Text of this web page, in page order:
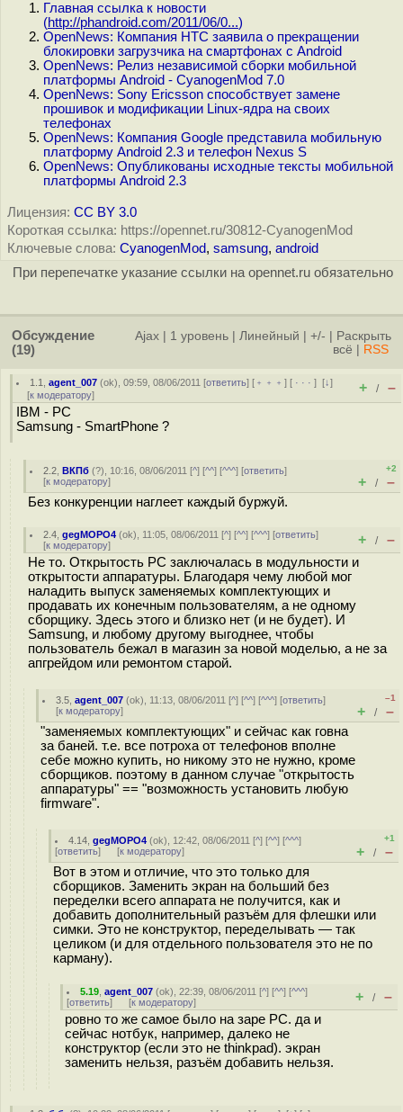
Главная ссылка к новости
(http://phandroid.com/2011/06/0...)
OpenNews: Компания HTC заявила о прекращении
блокировки загрузчика на смартфонах с Android
OpenNews: Релиз независимой сборки мобильной
платформы Android - CyanogenMod 7.0
OpenNews: Sony Ericsson способствует замене
прошивок и модификации Linux-ядра на своих
телефонах
OpenNews: Компания Google представила мобильную
платформу Android 2.3 и телефон Nexus S
OpenNews: Опубликованы исходные тексты мобильной
платформы Android 2.3
Лицензия: CC BY 3.0
Короткая ссылка: https://opennet.ru/30812-CyanogenMod
Ключевые слова: CyanogenMod, samsung, android
При перепечатке указание ссылки на opennet.ru обязательно
Обсуждение
(19)
Ajax 1 уровень Линейный +/-
Раскрыть
всё
RSS
1.1 ,agent_007 (ok), 09:59, 08/06/2011 [ответить] [ ﹢﹢﹢] [ · · ·][↓]
[к модератору] + / –
IBM - PC
Samsung - SmartPhone ?
2.2 ,ВКПб (?), 10:16, 08/06/2011 [^] [^^] [^^^] [ответить]
[к модератору]
+2
+ / –
Без конкуренции наглеет каждый буржуй.
2.4 ,gegMOPO4 (ok), 11:05, 08/06/2011 [^] [^^] [^^^] [ответить]
[к модератору] + / –
Не то. Открытость PC заключалась в модульности и
открытости аппаратуры. Благодаря чему любой мог
наладить выпуск заменяемых комплектующих и
продавать их конечным пользователям, а не одному
сборщику. Здесь этого и близко нет (и не будет). И
Samsung, и любому другому выгоднее, чтобы
пользователь бежал в магазин за новой моделью, а не за
апгрейдом или ремонтом старой.
3.5 ,agent_007 (ok), 11:13, 08/06/2011 [^] [^^] [^^^] [ответить]
[к модератору]
–1
+ / –
"заменяемых комплектующих" и сейчас как говна
за баней. т.е. все потроха от телефонов вполне
себе можно купить, но никому это не нужно, кроме
сборщиков. поэтому в данном случае "открытость
аппаратуры" == "возможность установить любую
firmware".
4.14 ,gegMOPO4 (ok), 12:42, 08/06/2011 [^] [^^] [^^^]
[ответить] [к модератору]
+1
+ / –
Вот в этом и отличие, что это только для
сборщиков. Заменить экран на больший без
переделки всего аппарата не получится, как и
добавить дополнительный разъём для флешки или
симки. Это не конструктор, переделывать — так
целиком (и для отдельного пользователя это не по
карману).
5.19 ,agent_007 (ok), 22:39, 08/06/2011 [^] [^^] [^^^]
[ответить] [к модератору] + / –
ровно то же самое было на заре PC. да и
сейчас нотбук, например, далеко не
конструктор (если это не thinkpad). экран
заменить нельзя, разъём добавить нельзя.